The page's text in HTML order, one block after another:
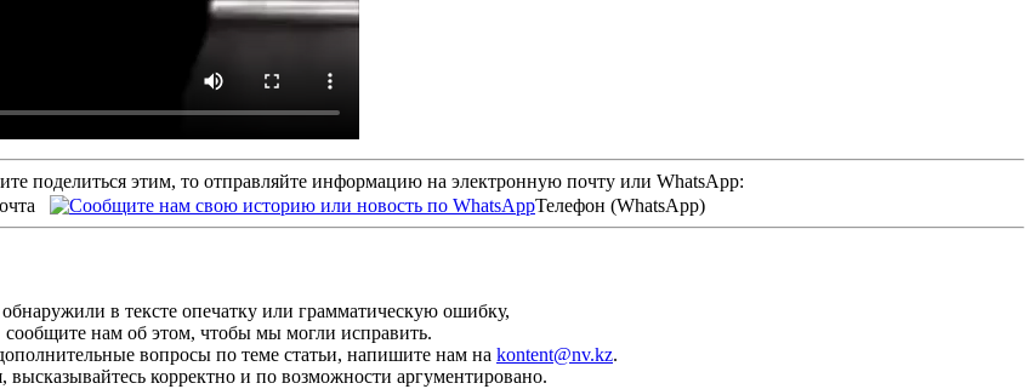
поделиться этим, то отправляйте информацию на электронную почту или WhatsApp:
Телефон (WhatsApp)
в тексте опечатку или грамматическую ошибку,
сообщите нам об этом, чтобы мы могли исправить.
вопросы по теме статьи, напишите нам на kontent@nv.kz.
высказывайтесь корректно и по возможности аргументировано.